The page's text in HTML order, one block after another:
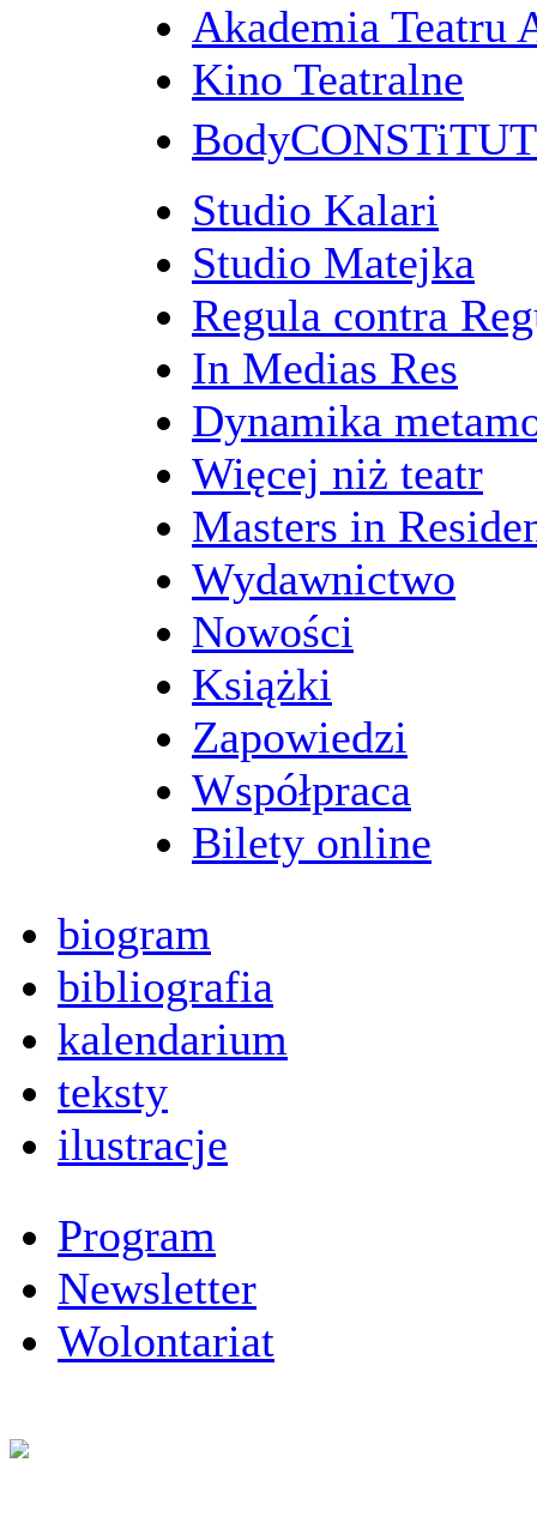
Akademia Teatru
Kino Teatralne
Studio Kalari
Studio Matejka
Regula contra
In Medias Res
Dynamika
Więcej niż teatr
Masters in
Wydawnictwo
Nowości
Książki
Zapowiedzi
Współpraca
Bilety online
biogram
bibliografia
kalendarium
teksty
ilustracje
Program
Newsletter
Wolontariat